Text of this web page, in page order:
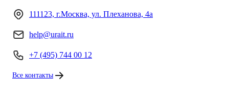
111123, г.Москва, ул. Плеханова, 4а
help@urait.ru
+7 (495) 744 00 12
Все контакты